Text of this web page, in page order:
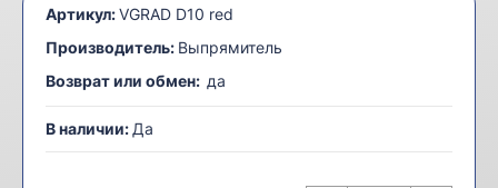
Артикул:VGRAD D10 red
Производитель: Выпрямитель
Возврат или обмен: да
В наличии: Да